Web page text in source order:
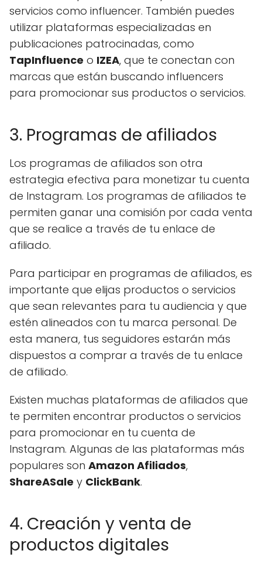
servicios como influencer. También puedes
utilizar plataformas especializadas en
publicaciones patrocinadas, como
TapInfluence o IZEA, que te conectan con
marcas que están buscando influencers
para promocionar sus productos o servicios.
3. Programas de afiliados
Los programas de afiliados son otra
estrategia efectiva para monetizar tu cuenta
de Instagram. Los programas de afiliados te
permiten ganar una comisión por cada venta
que se realice a través de tu enlace de
afiliado.
Para participar en programas de afiliados, es
importante que elijas productos o servicios
que sean relevantes para tu audiencia y que
estén alineados con tu marca personal. De
esta manera, tus seguidores estarán más
dispuestos a comprar a través de tu enlace
de afiliado.
Existen muchas plataformas de afiliados que
te permiten encontrar productos o servicios
para promocionar en tu cuenta de
Instagram. Algunas de las plataformas más
populares son Amazon Afiliados,
ShareASale y ClickBank.
4. Creación y venta de
productos digitales